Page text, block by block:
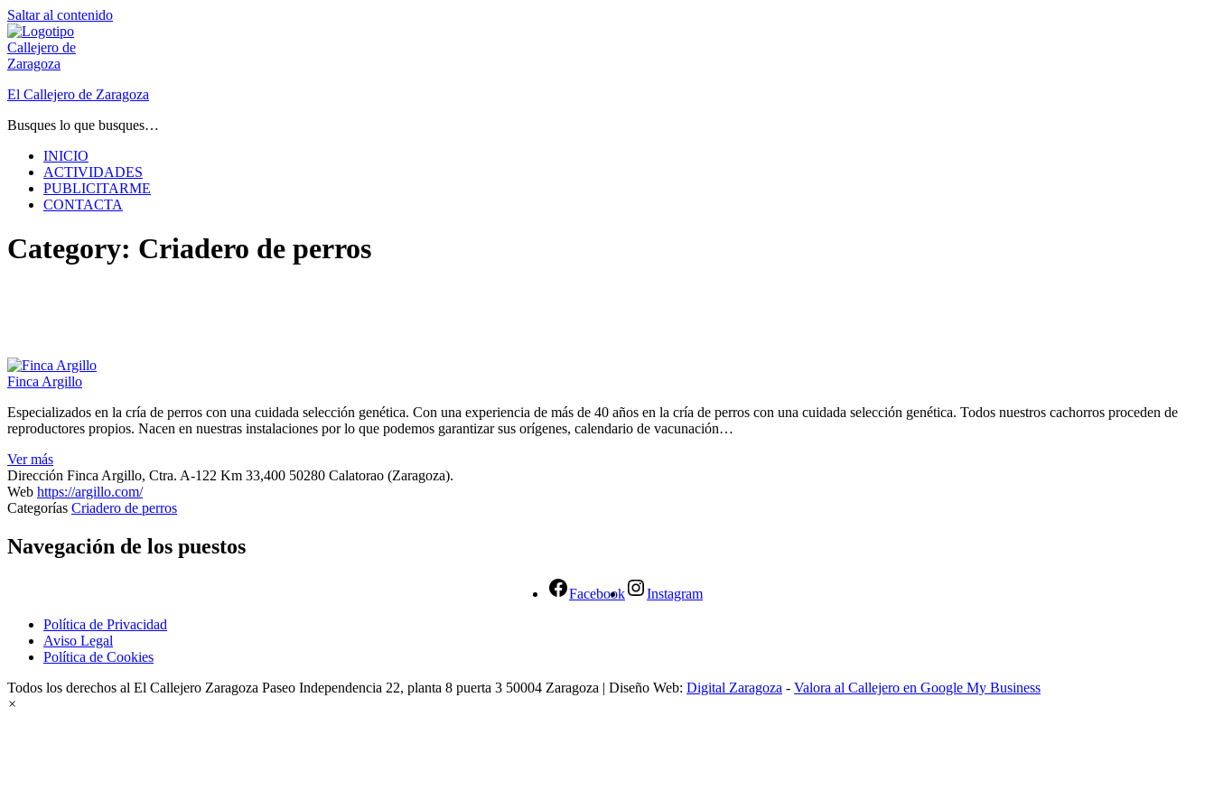
Saltar al contenido
El Callejero de Zaragoza
Busques lo que busques…
INICIO
ACTIVIDADES
PUBLICITARME
CONTACTA
Category: Criadero de perros
Finca Argillo
Especializados en la cría de perros con una cuidada selección genética. Con una experiencia de más de 40 años en la cría de perros con una cuidada selección genética. Todos nuestros cachorros proceden de
reproductores propios. Nacen en nuestras instalaciones por lo que podemos garantizar sus orígenes, calendario de vacunación…
Ver más
Dirección Finca Argillo, Ctra. A-122 Km 33,400 50280 Calatorao (Zaragoza).
Web https://argillo.com/
Categorías Criadero de perros
Navegación de los puestos
Facebook
Instagram
Política de Privacidad
Aviso Legal
Política de Cookies
Todos los derechos al El Callejero Zaragoza Paseo Independencia 22, planta 8 puerta 3 50004 Zaragoza | Diseño Web: Digital Zaragoza - Valora al Callejero en Google My Business
×